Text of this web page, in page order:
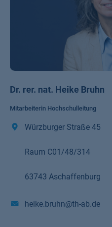
Dr. rer. nat. Heike Bruhn
Mitarbeiterin Hochschulleitung
Würzburger Straße 45
Raum C01/48/314
63743 Aschaffenburg
heike.bruhn@th-ab.de